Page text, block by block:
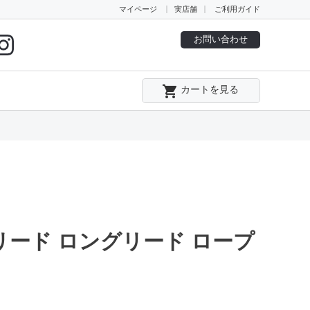
マイページ 実店舗 ご利用ガイド
お問い合わせ
local_grocery_store カートを見る
ード ロングリード ロープ